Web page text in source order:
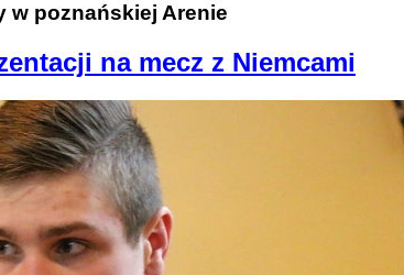
w poznańskiej Arenie
na mecz z Niemcami